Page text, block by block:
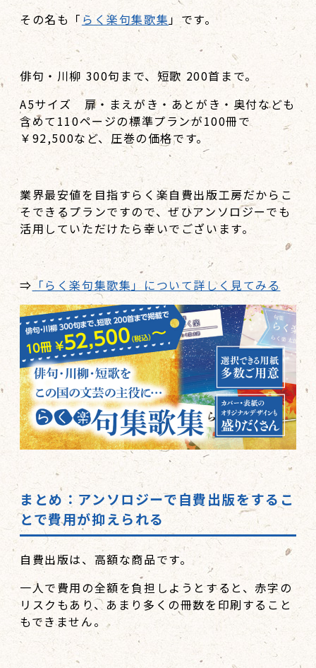
その名も「 らく楽句集歌集 」です。
俳句・川柳 300句まで、短歌 200首まで。
A5サイズ 扉・まえがき・あとがき・奥付なども
含めて110ページの標準プランが100冊で
￥92,500など、圧巻の価格です。
業界最安値を目指すらく楽自費出版工房だからこ
そできるプランですので、ぜひアンソロジーでも
活用していただけたら幸いでございます。
⇒「らく楽句集歌集」について詳しく見てみる
まとめ：アンソロジーで自費出版をするこ
とで費用が抑えられる
自費出版は、高額な商品です。
一人で費用の全額を負担しようとすると、赤字の
リスクもあり、あまり多くの冊数を印刷すること
もできません。